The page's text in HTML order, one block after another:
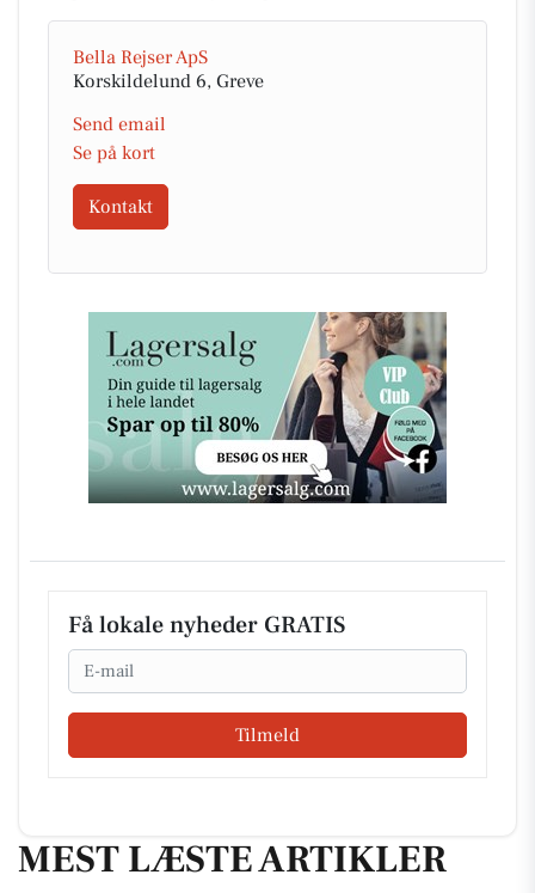
Bella Rejser ApS
Korskildelund 6, Greve
Send email
Se på kort
Kontakt
Få lokale nyheder GRATIS
Email
Tilmeld
MEST LÆSTE ARTIKLER